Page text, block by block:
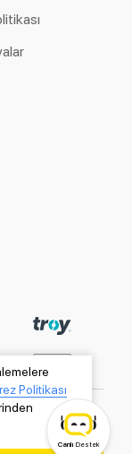
Politikası
Canlı Destek